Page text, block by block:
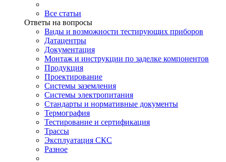
Все статьи
Ответы на вопросы
Виды и возможности тестирующих приборов
Датацентры
Документация
Монтаж и инструкции по заделке компонентов
Продукция
Проектирование
Системы заземления
Системы электропитания
Стандарты и нормативные документы
Термография
Тестирование и сертификация
Трассы
Эксплуатация СКС
Разное